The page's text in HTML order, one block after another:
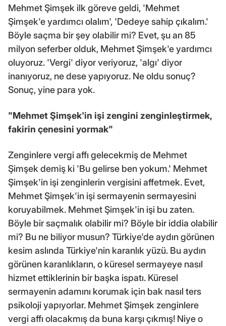
Mehmet Şimşek ilk göreve geldi, 'Mehmet
Şimşek'e yardımcı olalım', 'Dedeye sahip çıkalım.'
Böyle saçma bir şey olabilir mi? Evet, şu an 85
milyon seferber olduk, Mehmet Şimşek'e yardımcı
oluyoruz. 'Vergi' diyor veriyoruz, 'algı' diyor
inanıyoruz, ne dese yapıyoruz. Ne oldu sonuç?
Sonuç, yine para yok.
"Mehmet Şimşek'in işi zengini zenginleştirmek,
fakirin çenesini yormak"
Zenginlere vergi affı gelecekmiş de Mehmet
Şimşek demiş ki 'Bu gelirse ben yokum.' Mehmet
Şimşek'in işi zenginlerin vergisini affetmek. Evet,
Mehmet Şimşek'in işi sermayenin sermayesini
koruyabilmek. Mehmet Şimşek'in işi bu zaten.
Böyle bir saçmalık olabilir mi? Böyle bir iddia olabilir
mi? Bu ne biliyor musun? Türkiye'de aydın görünen
kesim aslında Türkiye'nin karanlık yüzü. Bu aydın
görünen karanlıkların, o küresel sermayeye nasıl
hizmet ettiklerinin bir başka ispatı. Küresel
sermayenin adamını korumak için bak nasıl ters
psikoloji yapıyorlar. Mehmet Şimşek zenginlere
vergi affı olacakmış da buna karşı çıkmış! Niye o